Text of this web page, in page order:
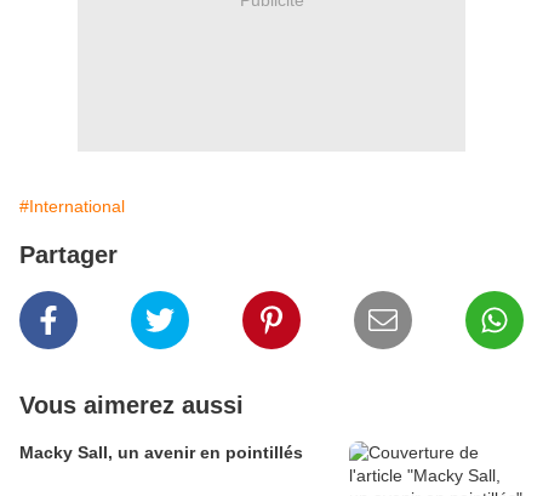
#International
Partager
Vous aimerez aussi
Macky Sall, un avenir en pointillés